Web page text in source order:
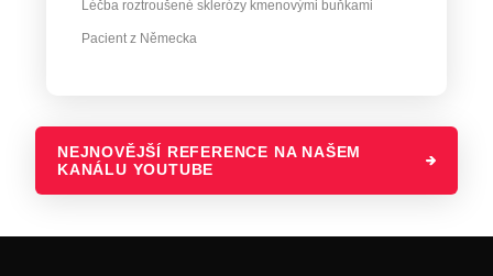
Léčba roztroušené sklerózy kmenovými buňkami
Pacient z Německa
NEJNOVĚJŠÍ REFERENCE NA NAŠEM
KANÁLU YOUTUBE